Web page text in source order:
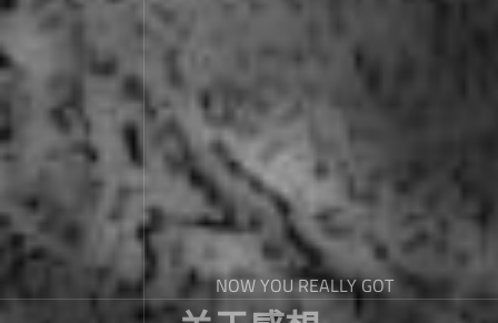
NOW YOU REALLY GOT